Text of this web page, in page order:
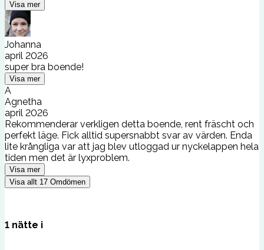
Visa mer
Johanna
april 2026
super bra boende!
Visa mer
A
Agnetha
april 2026
Rekommenderar verkligen detta boende, rent fräscht och
perfekt läge. Fick alltid supersnabbt svar av värden. Enda
lite krångliga var att jag blev utloggad ur nyckelappen hela
tiden men det är lyxproblem.
Visa mer
Visa allt 17 Omdömen
1 nätte i